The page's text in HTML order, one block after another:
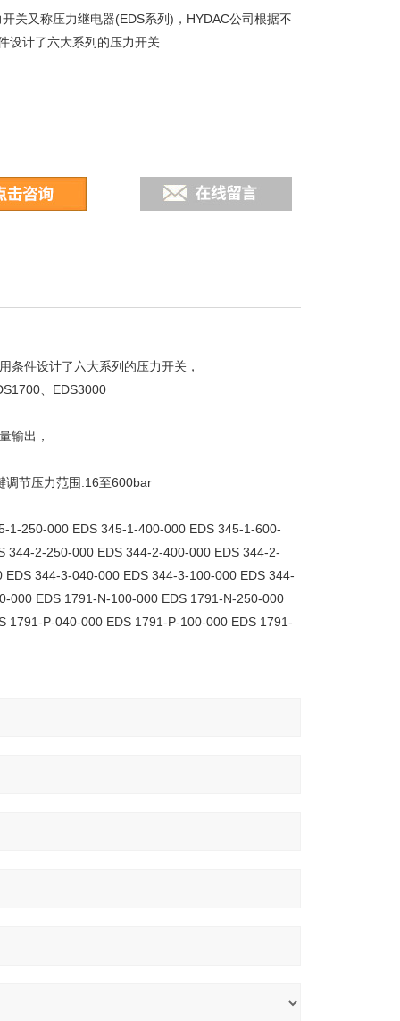
关又称压力继电器(EDS系列)，HYDAC公司根据不
设计了六大系列的压力开关
条件设计了六大系列的压力开关，
、EDS3000
输出，
调节压力范围:16至600bar
1-250-000 EDS 345-1-400-000 EDS 345-1-600-
344-2-250-000 EDS 344-2-400-000 EDS 344-2-
344-3-040-000 EDS 344-3-100-000 EDS 344-
000 EDS 1791-N-100-000 EDS 1791-N-250-000
1791-P-040-000 EDS 1791-P-100-000 EDS 1791-